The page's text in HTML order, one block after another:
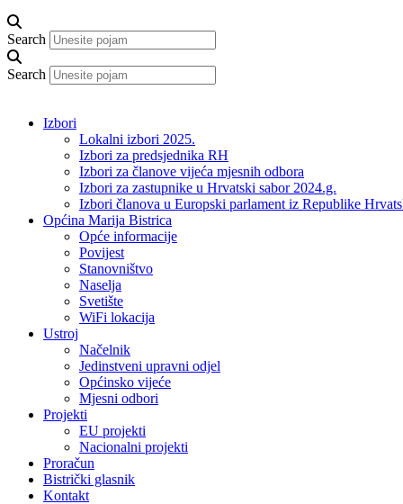
Search
Search
Izbori
Lokalni izbori 2025.
Izbori za predsjednika RH
Izbori za članove vijeća mjesnih odbora
Izbori za zastupnike u Hrvatski sabor 2024.g.
Izbori članova u Europski parlament iz Republike
Općina Marija Bistrica
Opće informacije
Povijest
Stanovništvo
Naselja
Svetište
WiFi lokacija
Ustroj
Načelnik
Jedinstveni upravni odjel
Općinsko vijeće
Mjesni odbori
Projekti
EU projekti
Nacionalni projekti
Proračun
Bistrički glasnik
Kontakt